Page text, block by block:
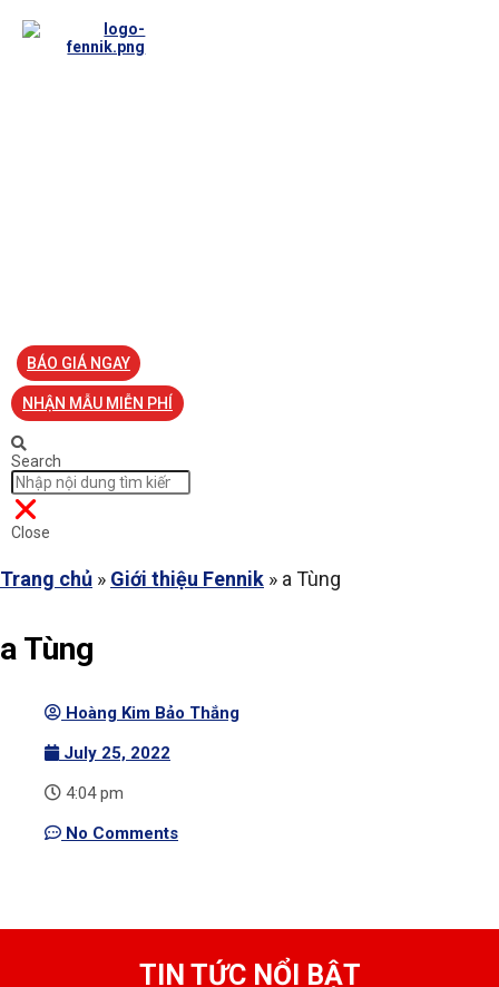
BÁO GIÁ NGAY
NHẬN MẪU MIỄN PHÍ
Search
Close
Trang chủ » Giới thiệu Fennik » a Tùng
a Tùng
Hoàng Kim Bảo Thắng
July 25, 2022
4:04 pm
No Comments
TIN TỨC NỔI BẬT